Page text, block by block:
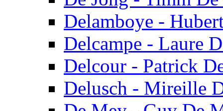
Delamboye -
Delcampe - Laure
Delcour - Patrick
Delusch - Mireille